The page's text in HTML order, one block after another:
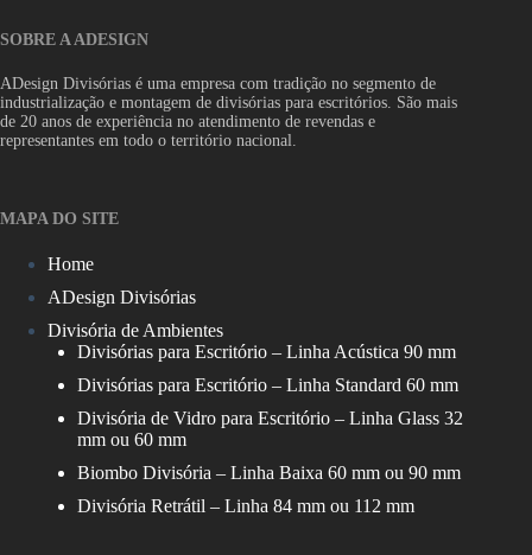
SOBRE A ADESIGN
ADesign Divisórias é uma empresa com tradição no segmento de
industrialização e montagem de divisórias para escritórios. São mais
de 20 anos de experiência no atendimento de revendas e
representantes em todo o território nacional.
MAPA DO SITE
Home
ADesign Divisórias
Divisória de Ambientes
Divisórias para Escritório – Linha Acústica 90 mm
Divisórias para Escritório – Linha Standard 60 mm
Divisória de Vidro para Escritório – Linha Glass 32
mm ou 60 mm
Biombo Divisória – Linha Baixa 60 mm ou 90 mm
Divisória Retrátil – Linha 84 mm ou 112 mm